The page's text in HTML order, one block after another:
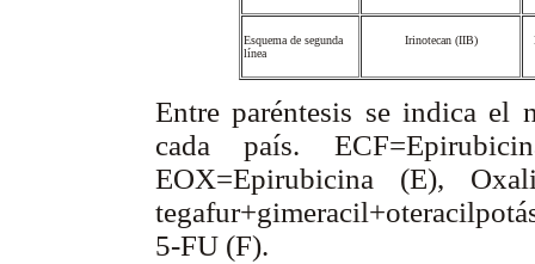
Esquema de segunda
línea
Irinotecan (IIB)
Entre paréntesis se indica el
cada país.
EOX=Epirubicina (E),
5-FU (F).